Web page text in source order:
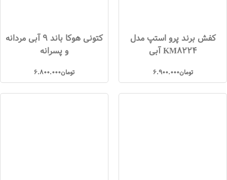
کفش برند پرو استپ مدل
KM8224 آبی
تومان6.900.000
کتونی هوکا باند 9 آبی مردانه
و پسرانه
تومان6.800.000